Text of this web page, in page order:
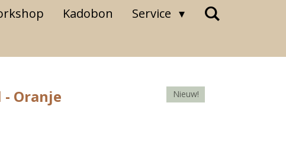
Kadobon Service
- Oranje Nieuw!